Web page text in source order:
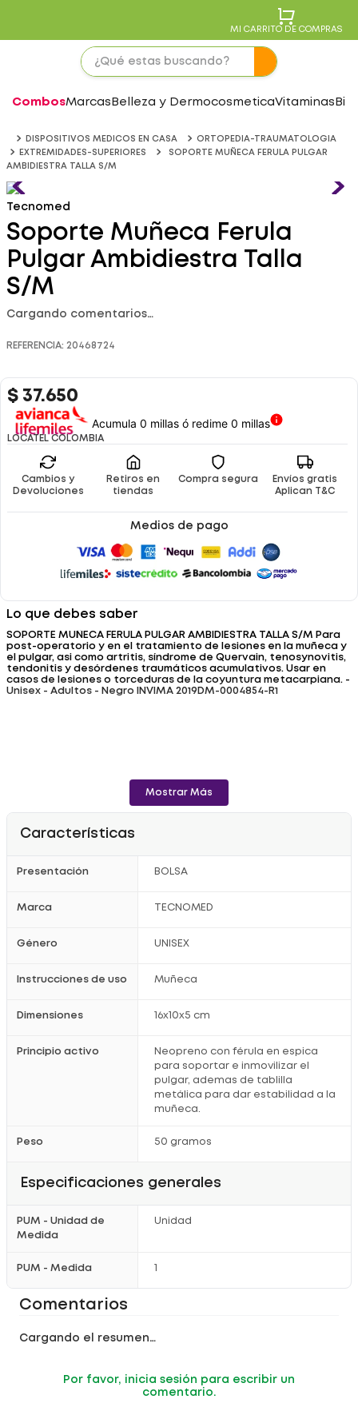
MI CARRITO DE COMPRAS
CombosMarcas Belleza y DermocosmeticaVitaminas
DISPOSITIVOS MEDICOS EN CASA
ORTOPEDIA-TRAUMATOLOGIA
EXTREMIDADES-SUPERIORES
SOPORTE MUÑECA FERULA PULGAR
AMBIDIESTRA TALLA S/M
Tecnomed
Soporte Muñeca Ferula
Pulgar Ambidiestra Talla
S/M
Cargando comentarios…
REFERENCIA: 20468724
$ 37.650
Acumula 0 millas ó redime 0 millas
LOCATEL COLOMBIA
Cambios y
Devoluciones
Retiros en
tiendas
Compra segura
Envíos gratis
Aplican T&C
Medios de pago
Lo que debes saber
SOPORTE MUÑECA FERULA PULGAR AMBIDIESTRA TALLA S/M Para
post-operatorio y en el tratamiento de lesiones en la muñeca y
el pulgar, asi como artritis, síndrome de Quervain, tenosynovitis,
tendonitis y desórdenes traumáticos acumulativos. Usar en
casos de lesiones o torceduras de la coyuntura metacarpiana. -
Unisex - Adultos - Negro INVIMA 2019DM-0004854-R1
Mostrar Más
Características
Presentación BOLSA
Marca TECNOMED
Género UNISEX
Instrucciones de uso Muñeca
Dimensiones 16x10x5 cm
Principio activo
Neopreno con férula en espica
para soportar e inmovilizar el
pulgar, ademas de tablilla
metálica para dar estabilidad a la
muñeca.
Peso 50 gramos
Especificaciones generales
PUM - Unidad de
Medida
Unidad
PUM - Medida
Comentarios
Cargando el resumen…
Por favor, inicia sesión para escribir un
comentario.